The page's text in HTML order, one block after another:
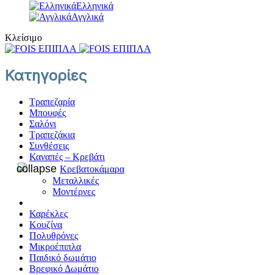
Ελληνικά
Αγγλικά
Κλείσιμο
Κατηγορίες
Τραπεζαρία
Μπουφές
Σαλόνι
Τραπεζάκια
Συνθέσεις
Καναπές – Κρεβάτι
Κρεβατοκάμαρα
Μεταλλικές
Μοντέρνες
Καρέκλες
Κουζίνα
Πολυθρόνες
Μικροέπιπλα
Παιδικό δωμάτιο
Βρεφικό Δωμάτιο